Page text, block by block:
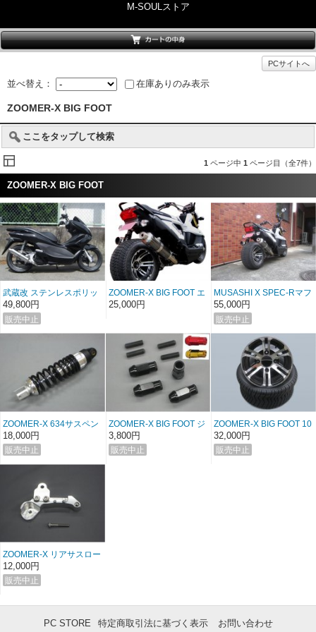
M-SOULストア
PCサイトへ
並べ替え： 在庫ありのみ表示
ZOOMER-X BIG FOOT
ここをタップして検索
1 ページ中 1 ページ目（全7件）
ZOOMER-X BIG FOOT
武蔵改 ステンレスポリッ
シュ
49,800円
ZOOMER-X BIG FOOT エ
ンジンハンガー
25,000円
MUSASHI Χ SPEC-Rマフ
ラー ZOOMER-X ブラッ
クメタル/BIGFOOT共用
55,000円
ZOOMER-X 634サスペン
ション 30mmローダウン
18,000円
ZOOMER-X BIG FOOT ジ
ュラルミンホイールナッ
ト
3,800円
ZOOMER-X BIG FOOT 10
インチワイドタイヤ＆ホ
イールセット
32,000円
ZOOMER-X リアサスロー
ダウンブラケット
12,000円
PC STORE 特定商取引法に基づく表示 お問い合わせ